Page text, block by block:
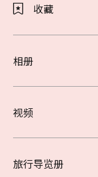
收藏
相册
视频
旅行导览册